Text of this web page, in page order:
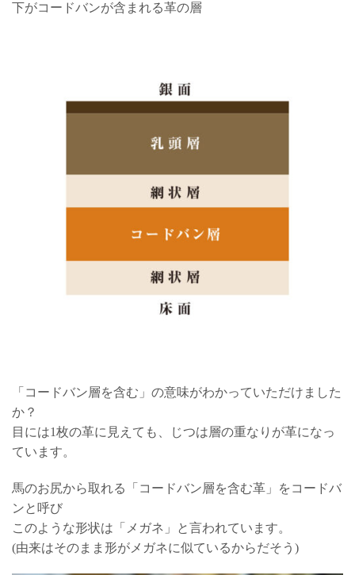
下がコードバンが含まれる革の層
「コードバン層を含む」の意味がわかっていただけました
か？
目には1枚の革に見えても、じつは層の重なりが革になっ
ています。
馬のお尻から取れる「コードバン層を含む革」をコードバ
ンと呼び
このような形状は「メガネ」と言われています。
(由来はそのまま形がメガネに似ているからだそう)